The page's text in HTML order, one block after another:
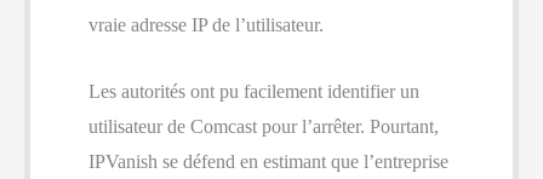
vraie adresse IP de l’utilisateur.
Les autorités ont pu facilement identifier un
utilisateur de Comcast pour l’arrêter. Pourtant,
IPVanish se défend en estimant que l’entreprise